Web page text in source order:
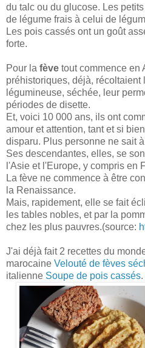
du talc ou du glucose. Les
de légume frais à celui de
Les pois cassés ont un goût
forte.
Pour la fève tout commence en
préhistoriques, déjà, récoltaient
légumineuse, séchée, leur
périodes de disette.
Et, voici 10 000 ans, ils ont
amour et attention, tant et si
disparu. Plus personne ne sait
Ses descendantes, elles, se
l'Asie et l'Europe, y compris en
La fève ne commence à être
la Renaissance.
Mais, rapidement, elle se fait
les tables nobles, et par la
chez les plus pauvres.(source:
J'ai déjà fait 2 recettes du
marocaine Velouté de fèves
italienne Soupe de pois cassés.